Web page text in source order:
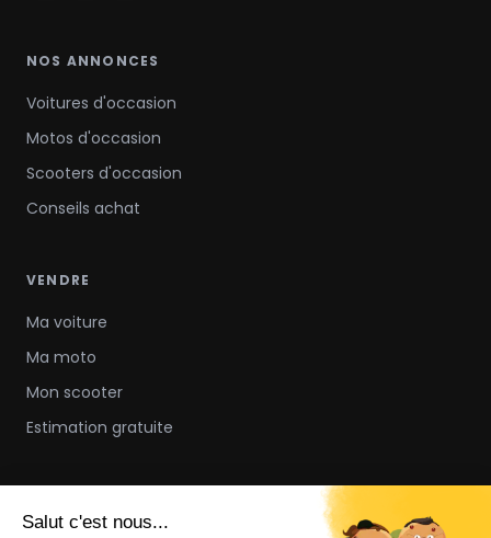
NOS ANNONCES
Voitures d'occasion
Motos d'occasion
Scooters d'occasion
Conseils achat
VENDRE
Ma voiture
Ma moto
Mon scooter
Estimation gratuite